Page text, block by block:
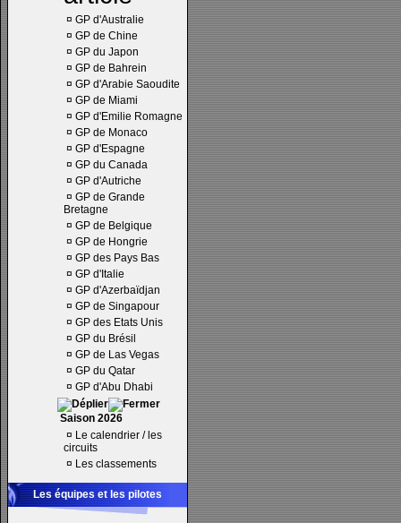
¤ GP d'Australie
¤ GP de Chine
¤ GP du Japon
¤ GP de Bahrein
¤ GP d'Arabie Saoudite
¤ GP de Miami
¤ GP d'Emilie Romagne
¤ GP de Monaco
¤ GP d'Espagne
¤ GP du Canada
¤ GP d'Autriche
¤ GP de Grande
Bretagne
¤ GP de Belgique
¤ GP de Hongrie
¤ GP des Pays Bas
¤ GP d'Italie
¤ GP d'Azerbaïdjan
¤ GP de Singapour
¤ GP des Etats Unis
¤ GP du Brésil
¤ GP de Las Vegas
¤ GP du Qatar
¤ GP d'Abu Dhabi
Saison 2026
¤ Le calendrier / les
circuits
¤ Les classements
Les équipes et les pilotes